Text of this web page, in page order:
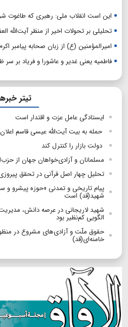
این است انقلاب ملی: رهبری که طاغوت
تحلیلی بر تحولات اخیر از منظر آیت‌الله
امیرالمؤمنین (ع) از زبان صحابه پیامبر
فاطمیه یعنی غدیر و عاشورا و فریاد بر سر
تیتر
ایستادگی عامل عزت و اقتدار است
حمله به بیت آیت‌الله عیسی قاسم
دولت بازار را کنترل کند
مسلمانان و آزادی‌خواهان جهان از
تحلیل چهار اصل قرآنی در تحقق
پیام تاریخی و تمدنی «حوزه پیشرو و
شهید(قد) است
شهید لاریجانی در عرصه دانش،
الگویی کم‌نظیر بود
حقوق ملّت و آزادی‌های مشروع در
خامنه‌ای(قد)